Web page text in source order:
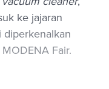
ke jajaran
diperkenalkan
Fair.